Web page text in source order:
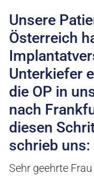
Unsere
Österreich
Unterkiefer
die OP in
nach
diesen
schrieb uns:
Sehr geehrte